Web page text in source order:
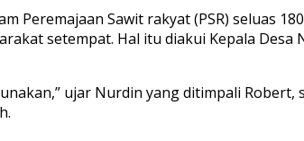
Sawit rakyat (PSR) seluas
setempat. Hal itu diakui Kepala Desa
ujar Nurdin yang ditimpali Robert,